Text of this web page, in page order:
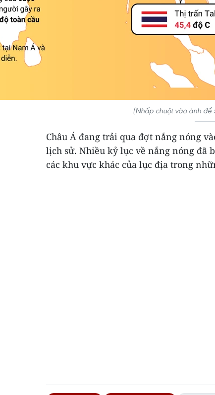
(Nhấp chuột vào ảnh để
Châu Á đang trải qua đợt nắng nóng
lịch sử. Nhiều kỷ lục về nắng nóng đã
các khu vực khác của lục địa trong